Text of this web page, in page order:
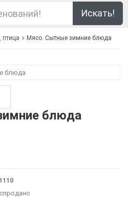
Искать!
птица Мясо. Сытные зимние блюда
блюда